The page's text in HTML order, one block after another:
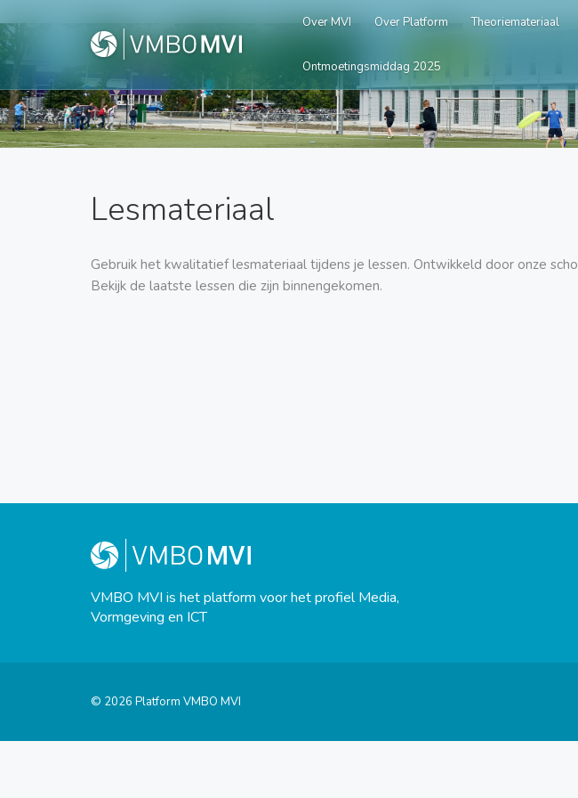
Over MVI Over Platform Theoriemateriaal
Ontmoetingsmiddag 2025
Lesmateriaal
Gebruik het kwalitatief lesmateriaal tijdens je lessen. Ontwikkeld door onze
Bekijk de laatste lessen die zijn binnengekomen.
VMBO MVI is het platform voor het profiel Media,
Vormgeving en ICT
© 2026 Platform VMBO MVI